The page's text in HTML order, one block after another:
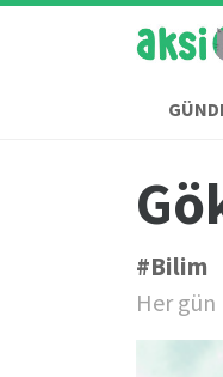
#Bilim
Her gün